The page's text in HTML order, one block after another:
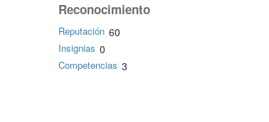
Reconocimiento
Reputación 60
Insignias 0
Competencias 3